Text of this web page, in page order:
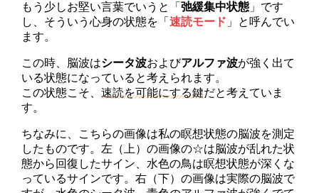
もう少しお堅い言葉でいうと「弛緩集中状態 」です
し、そういう心身の状態を「速読モード 」と呼んでい
ます。
この時、脳波はシータ波およびアルファ波が強く出て
いる状態になっていると考えられます。
この状態こそ、速読を可能にする鍵だと考えていま
す。
ちなみに、こちらの画像は私の瞑想状態の脳波を測定
したものです。左（上）の画像の☆は脳波が乱れた状
態から回復したサイン、水色の鳥は瞑想状態が深くな
っているサインです。右（下）の画像は実際の脳波で